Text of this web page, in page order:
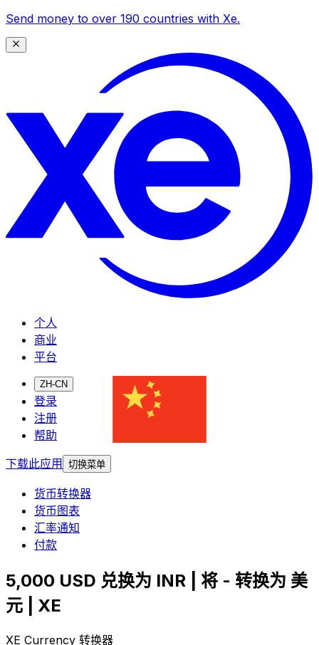
Send money to over 190 countries with Xe.
个人
商业
平台
ZH-CN
登录
注册
帮助
下载此应用
切换菜单
货币转换器
货币图表
汇率通知
付款
5,000 USD 兑换为 INR | 将 - 转换为 美
元 | XE
XE Currency 转换器